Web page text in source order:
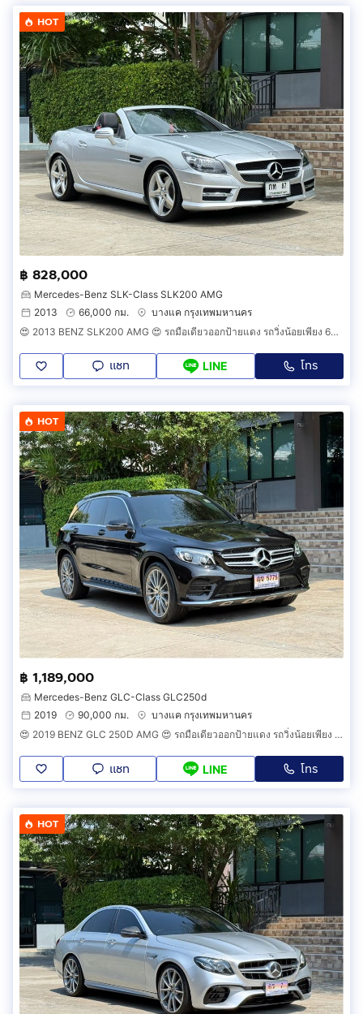
HOT
฿ 828,000
Mercedes-Benz SLK-Class SLK200 AMG
2013
66,000 กม.
บางแค กรุงเทพมหานคร
😍 2013 BENZ SLK200 AMG 😍 รถมือเดียวออกป้ายแดง รถวิ่งน้อยเพียง 6X,XXX กม รถเข้าศูนย์ตลอดทุกระยะ รถไม่เคยมีอุบัติเหตุครับ
แชท LINE โทร
HOT
฿ 1,189,000
Mercedes-Benz GLC-Class GLC250d
2019
90,000 กม.
บางแค กรุงเทพมหานคร
😍 2019 BENZ GLC 250D AMG 😍 รถมือเดียวออกป้ายแดง รถวิ่งน้อยเพียง 90,000กม ประวัติศูนย์ครบ รถไม่เคยมีอุบัติเหตุครับ
แชท LINE โทร
HOT